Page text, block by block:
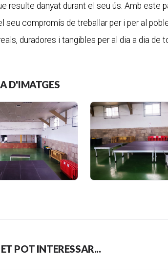
resulte danyat durant el seu ús. Amb este
seu compromís de treballar per i per al
duradores i tangibles per al dia a dia de
D'IMATGES
POT INTERESSAR...